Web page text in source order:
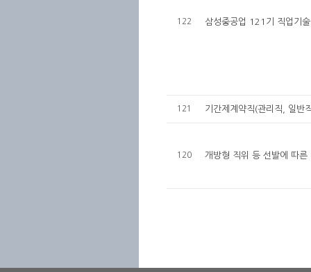
122 삼성중공업 121기 직업기
121 기간제계약직(관리직, 일반
120 개방형 직위 등 선발에 따른